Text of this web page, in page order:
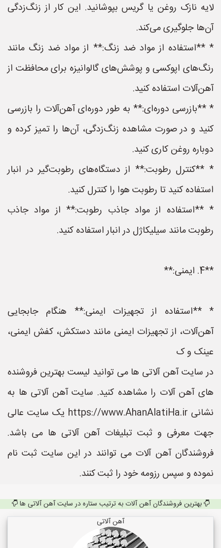
لایه نازک روغن یا گریس بپوشانید. این کار از زنگ‌زدگی
آن‌ها جلوگیری می‌کند.
* **استفاده از مواد ضد زنگ:** از مواد ضد زنگ مانند
رنگ‌های اپوکسی و پوشش‌های گالوانیزه برای محافظت از
آهن‌آلات استفاده کنید.
* **بازرسی دوره‌ای:** به طور دوره‌ای آهن‌آلات را بازرسی
کنید و در صورت مشاهده زنگ‌زدگی، آن‌ها را تمیز کرده و
دوباره روغن کاری کنید.
* **کنترل رطوبت:** از دستگاه‌های رطوبت‌گیر در انبار
استفاده کنید تا رطوبت هوا را کنترل کنید.
* **استفاده از مواد جاذب رطوبت:** از مواد جاذب
رطوبت مانند سیلیکاژل در انبار استفاده کنید.
**4. ایمنی:**
* **استفاده از تجهیزات ایمنی:** هنگام جابجایی
آهن‌آلات، از تجهیزات ایمنی مانند دستکش، کفش ایمنی،
عینک و ک
در سایت آهن آلاتی ها می توانید لیست بهترین فروشنده
های آهن آلات را مشاهده کنید. سایت آهن آلاتی ها به
نشانی https://www.AhanAlatiHa.ir یک سایت عالی
جهت معرفی و ثبت تبلیغات آهن آلاتی ها می باشد.
فروشندگان آهن آلات می توانند در این سایت ثبت نام
نموده و سپس رزومه خود را ثبت کنند.
بهترین فروشندگان آهن آلات به ترتیب ستاره در سایت آهن آلاتی ها
آهن آلاتی